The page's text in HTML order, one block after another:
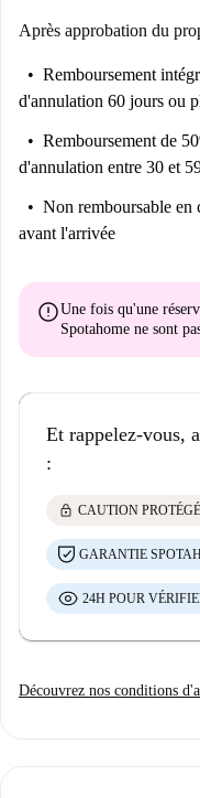
Après approbation du
Remboursement
d'annulation 60 jours ou
Remboursement de
d'annulation entre 30 et
Non remboursable en
avant l'arrivée
errorUne fois qu'une
Spotahome ne sont
Et rappelez-vous,
:
lock CAUTION
GARANTIE
24H POUR
Découvrez nos conditions